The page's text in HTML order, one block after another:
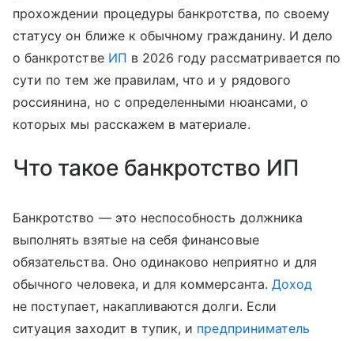
прохождении процедуры банкротства, по своему
статусу он ближе к обычному гражданину. И дело
о банкротстве ИП в 2026 году рассматривается по
сути по тем же правилам, что и у рядового
россиянина, но с определенными нюансами, о
которых мы расскажем в материале.
Что такое банкротство ИП
Банкротство — это неспособность должника
выполнять взятые на себя финансовые
обязательства. Оно одинаково неприятно и для
обычного человека, и для коммерсанта. Доход
не поступает, накапливаются долги. Если
ситуация заходит в тупик, и предприниматель